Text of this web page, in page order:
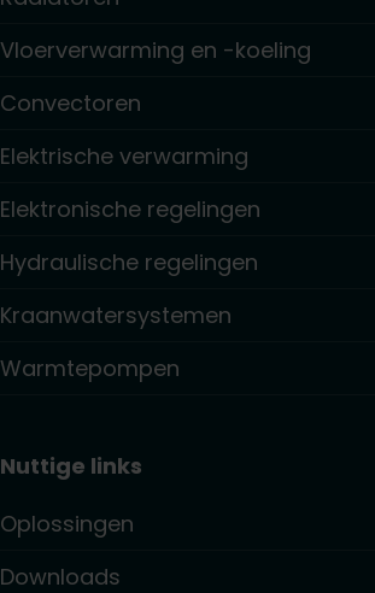
Vloerverwarming en -koeling
Convectoren
Elektrische verwarming
Elektronische regelingen
Hydraulische regelingen
Kraanwatersystemen
Warmtepompen
Nuttige links
Oplossingen
Downloads